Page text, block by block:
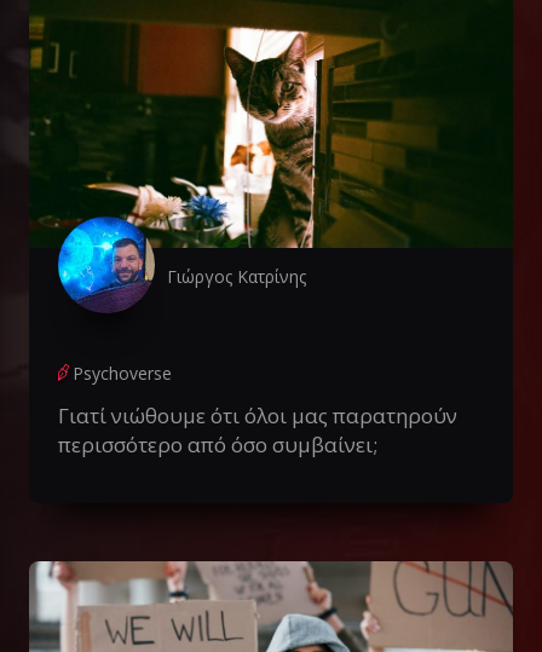
Γιώργος Κατρίνης
Psychoverse
Γιατί νιώθουμε ότι όλοι μας παρατηρούν
περισσότερο από όσο συμβαίνει;